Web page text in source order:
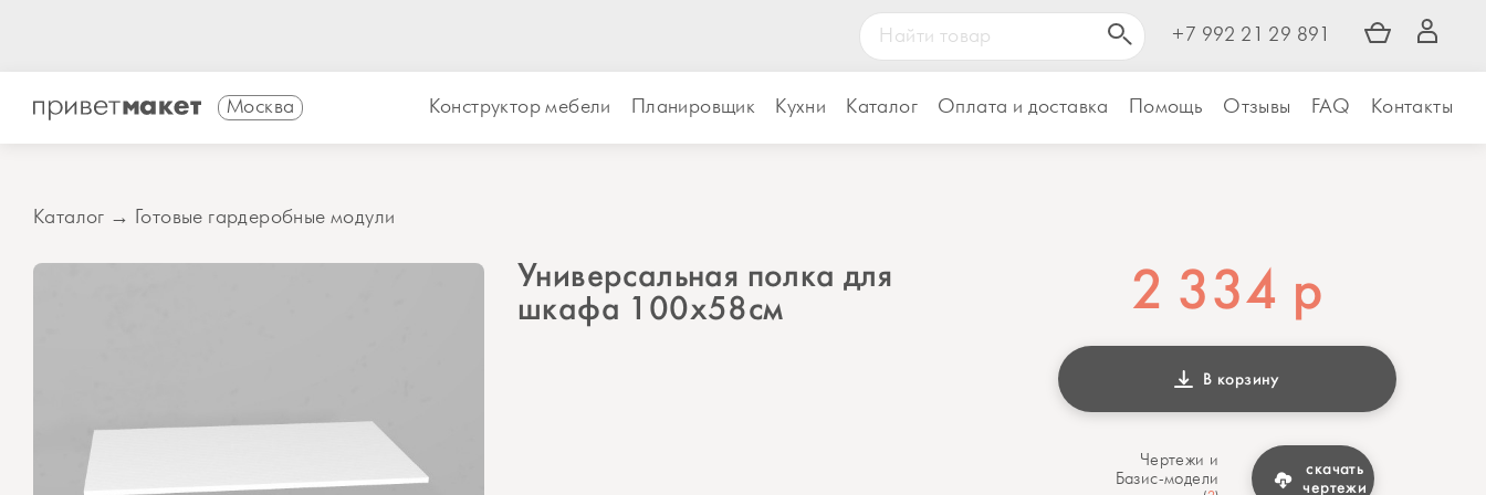
+7 992 21 29 891
Москва Конструктор мебели Планировщик Кухни Каталог Оплата и доставка Помощь Отзывы FAQ Контакты
Каталог → Готовые гардеробные модули
Универсальная полка для
шкафа 100х58см 2 334 р
В корзину
Чертежи и
Базис-модели
скачать
чертежи